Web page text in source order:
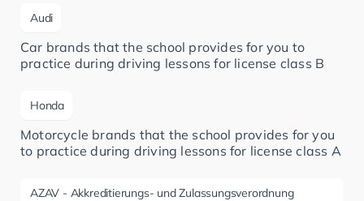
Audi
Car brands that the school provides for you to
practice during driving lessons for license class B
Honda
Motorcycle brands that the school provides for you
to practice during driving lessons for license class A
AZAV - Akkreditierungs- und Zulassungsverordnung